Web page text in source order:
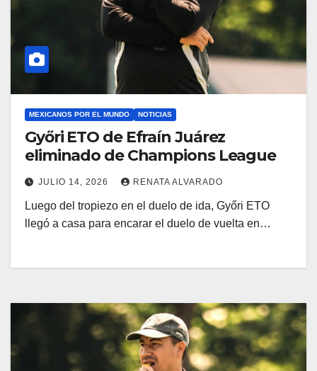
MEXICANOS POR EL MUNDO NOTICIAS
Győri ETO de Efraín Juárez
eliminado de Champions League
JULIO 14, 2026 RENATA ALVARADO
Luego del tropiezo en el duelo de ida, Győri ETO
llegó a casa para encarar el duelo de vuelta en…